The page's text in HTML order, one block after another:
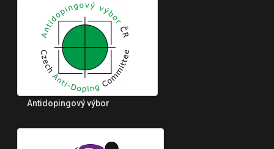
Antidopingový výbor